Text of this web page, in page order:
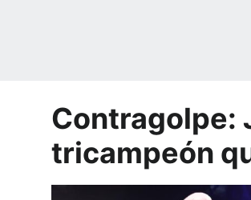
Contragolpe:
tricampeón